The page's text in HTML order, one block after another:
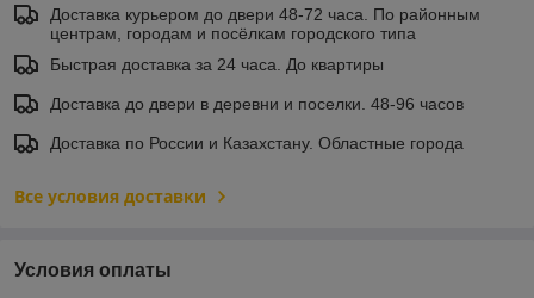
Доставка курьером до двери 48-72 часа. По районным
центрам, городам и посёлкам городского типа
Быстрая доставка за 24 часа. До квартиры
Доставка до двери в деревни и поселки. 48-96 часов
Доставка по России и Казахстану. Областные города
Все условия доставки
Условия оплаты